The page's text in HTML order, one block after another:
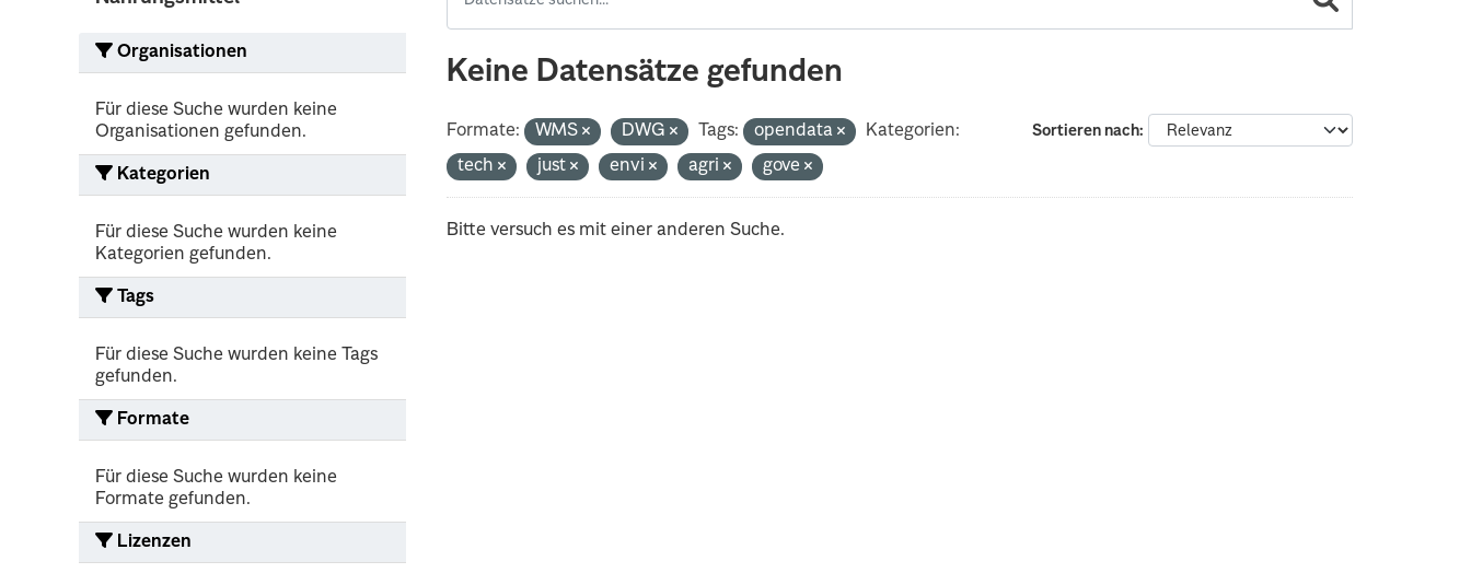
Organisationen
Für diese Suche wurden keine
Organisationen gefunden.
Kategorien
Für diese Suche wurden keine
Kategorien gefunden.
Tags
Für diese Suche wurden keine Tags
gefunden.
Formate
Für diese Suche wurden keine
Formate gefunden.
Lizenzen
Keine Datensätze gefunden
Sortieren nach
Formate: WMS DWG Tags: opendata
Kategorien:
tech
just envi agri gove
Bitte versuch es mit einer anderen Suche.